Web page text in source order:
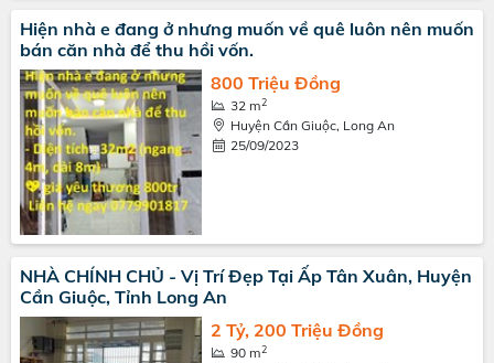
Hiện nhà e đang ở nhưng muốn về quê luôn nên muốn
bán căn nhà để thu hồi vốn.
800 Triệu Đồng
32 m2
Huyện Cần Giuộc, Long An
25/09/2023
NHÀ CHÍNH CHỦ - Vị Trí Đẹp Tại Ấp Tân Xuân, Huyện
Cần Giuộc, Tỉnh Long An
2 Tỷ, 200 Triệu Đồng
90 m2